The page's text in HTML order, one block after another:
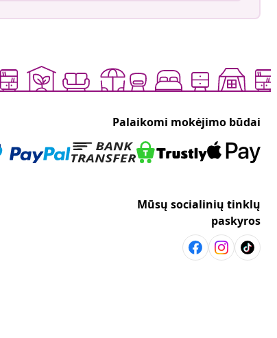
Palaikomi mokėjimo būdai
Mūsų socialinių tinklų
paskyros